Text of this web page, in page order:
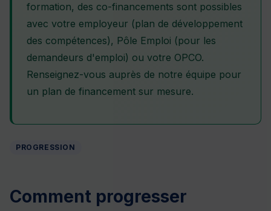
formation, des co-financements sont possibles
avec votre employeur (plan de développement
des compétences), Pôle Emploi (pour les
demandeurs d'emploi) ou votre OPCO.
Renseignez-vous auprès de notre équipe pour
un plan de financement sur mesure.
PROGRESSION
Comment progresser